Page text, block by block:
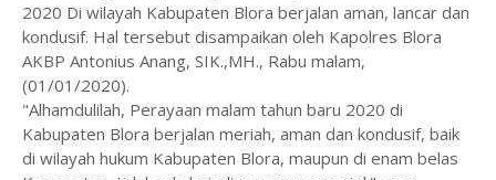
2020 Di wilayah Kabupaten Blora berjalan aman, lancar dan
kondusif. Hal tersebut disampaikan oleh Kapolres Blora
AKBP Antonius Anang, SIK.,MH., Rabu malam,
(01/01/2020).
"Alhamdulilah, Perayaan malam tahun baru 2020 di
Kabupaten Blora berjalan meriah, aman dan kondusif, baik
di wilayah hukum Kabupaten Blora, maupun di enam belas